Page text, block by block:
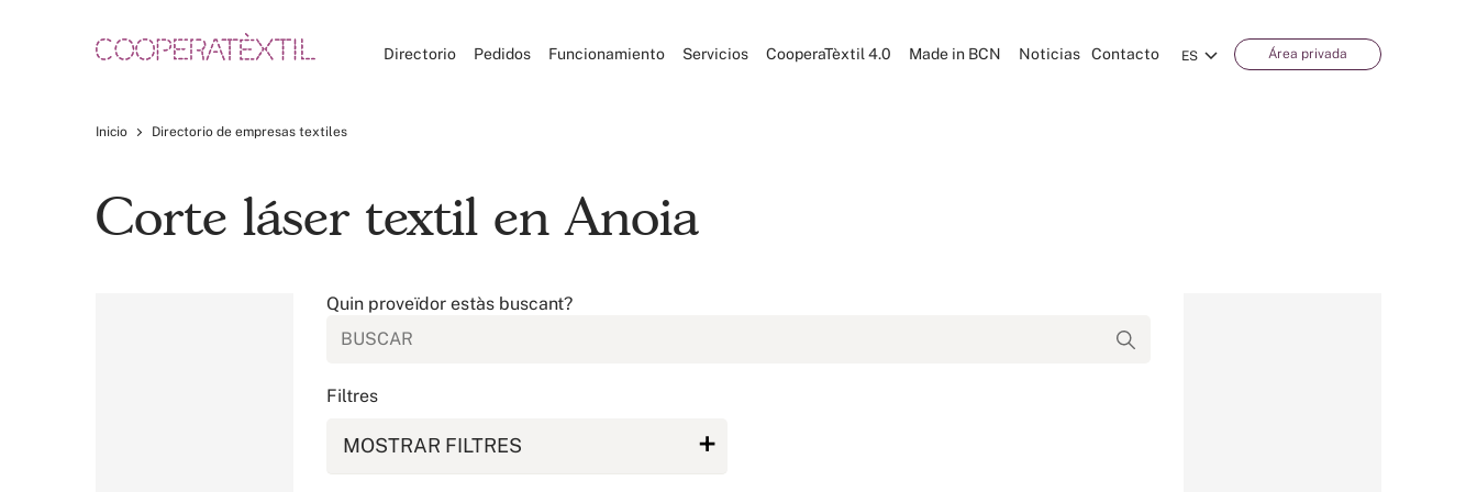
ES Área privada
Directorio Pedidos Funcionamiento Servicios CooperaTèxtil 4.0 Made in BCN Noticias Contacto
Inicio Directorio de empresas textiles
Corte láser textil en Anoia
Quin proveïdor estàs buscant?
Filtres
MOSTRAR FILTRES